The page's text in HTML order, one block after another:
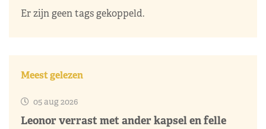
Er zijn geen tags gekoppeld.
Meest gelezen
05 aug 2026
Leonor verrast met ander kapsel en felle